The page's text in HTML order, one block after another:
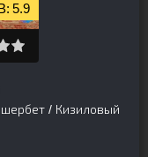
5.9
/ Кизиловый